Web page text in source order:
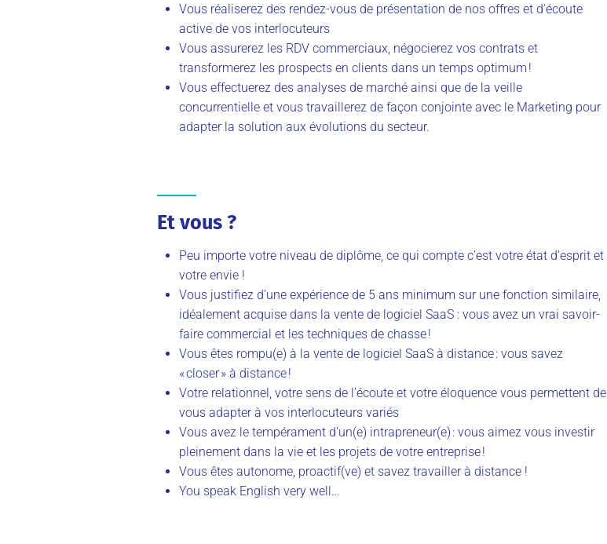
Vous réaliserez des rendez-vous de présentation de nos offres et d’écoute
active de vos interlocuteurs
Vous assurerez les RDV commerciaux, négocierez vos contrats et
transformerez les prospects en clients dans un temps optimum !
Vous effectuerez des analyses de marché ainsi que de la veille
concurrentielle et vous travaillerez de façon conjointe avec le Marketing pour
adapter la solution aux évolutions du secteur.
Et vous ?
Peu importe votre niveau de diplôme, ce qui compte c’est votre état d’esprit et
votre envie !
Vous justifiez d’une expérience de 5 ans minimum sur une fonction similaire,
idéalement acquise dans la vente de logiciel SaaS : vous avez un vrai savoir-
faire commercial et les techniques de chasse !
Vous êtes rompu(e) à la vente de logiciel SaaS à distance : vous savez
« closer » à distance !
Votre relationnel, votre sens de l’écoute et votre éloquence vous permettent de
vous adapter à vos interlocuteurs variés
Vous avez le tempérament d’un(e) intrapreneur(e) : vous aimez vous investir
pleinement dans la vie et les projets de votre entreprise !
Vous êtes autonome, proactif(ve) et savez travailler à distance !
You speak English very well…